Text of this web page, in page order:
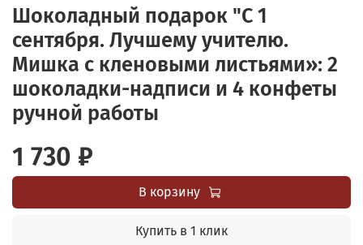
Шоколадный подарок "С 1
сентября. Лучшему учителю.
Мишка с кленовыми листьями»: 2
шоколадки-надписи и 4 конфеты
ручной работы
1 730 ₽
В корзину
Купить в 1 клик